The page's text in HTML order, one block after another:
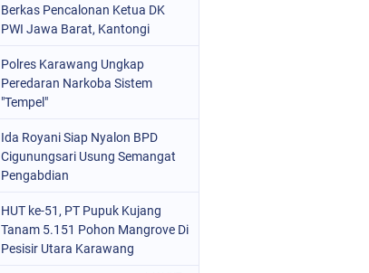
Berkas Pencalonan Ketua DK
PWI Jawa Barat, Kantongi
Polres Karawang Ungkap
Peredaran Narkoba Sistem
"Tempel"
Ida Royani Siap Nyalon BPD
Cigunungsari Usung Semangat
Pengabdian
HUT ke-51, PT Pupuk Kujang
Tanam 5.151 Pohon Mangrove Di
Pesisir Utara Karawang